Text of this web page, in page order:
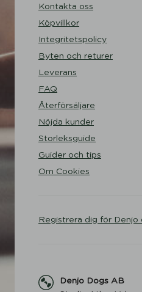
Kontakta oss
Köpvillkor
Integritetspolicy
Byten och returer
Leverans
FAQ
Återförsäljare
Nöjda kunder
Storleksguide
Guider och tips
Om Cookies
Registrera dig för
Denjo Dogs AB